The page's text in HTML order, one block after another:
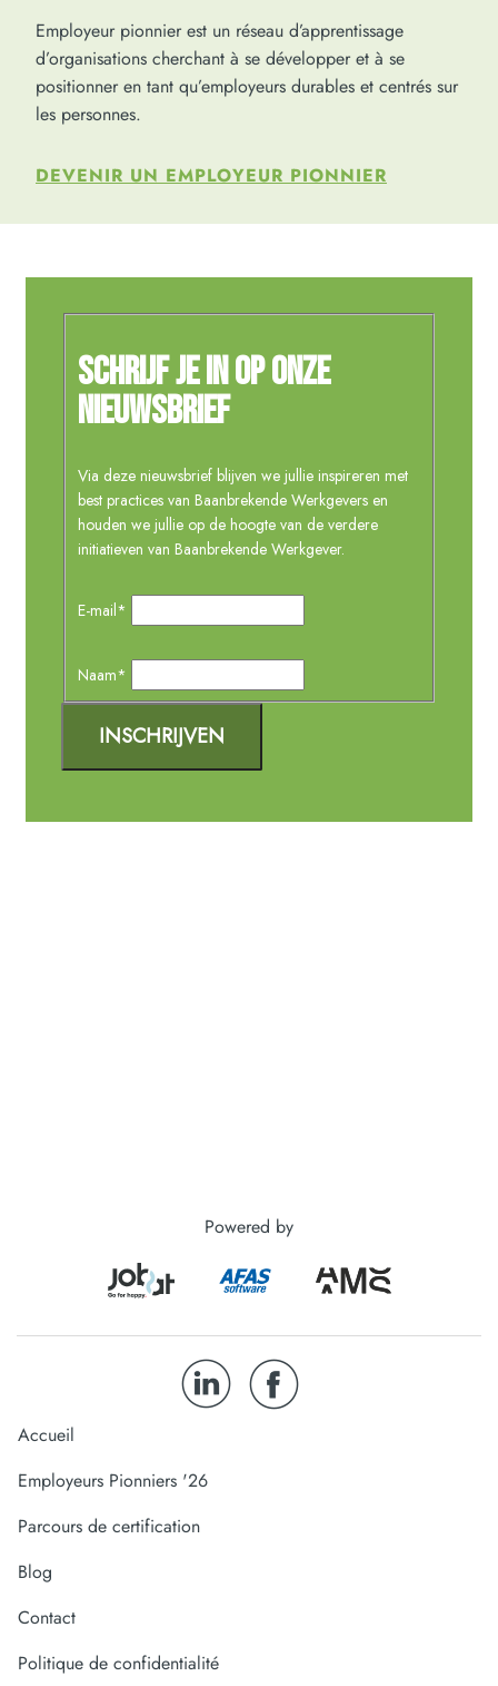
Employeur pionnier est un réseau d’apprentissage
d’organisations cherchant à se développer et à se
positionner en tant qu’employeurs durables et centrés sur
les personnes.
DEVENIR UN EMPLOYEUR PIONNIER
Powered by
Accueil
Employeurs Pionniers '26
Parcours de certification
Blog
Contact
Politique de confidentialité